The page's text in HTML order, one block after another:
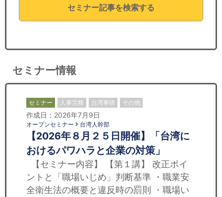
セミナー記事を検索する
セミナー情報
セミナー 人事労務 台湾事情 その他
作成日：2026年7月9日
オープンセミナー 台湾人幹部
【2026年８月２５日開催】「台湾に
おけるパワハラと企業の対策」
【セミナー内容】 【第１講】 改正ポイ
ントと「職場いじめ」判断基準 ・職業安
全衛生法の概要と違反時の罰則 ・職場い